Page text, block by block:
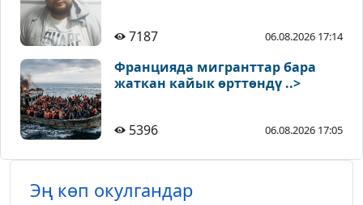
7187 06.08.2026 17:14
Францияда мигранттар бара
жаткан кайык өрттөндү ..>
5396 06.08.2026 17:05
Эң көп окулгандар